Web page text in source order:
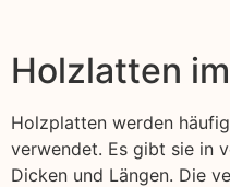
Holzlatten
Holzplatten werden
verwendet. Es gibt sie in
Dicken und Längen. Die